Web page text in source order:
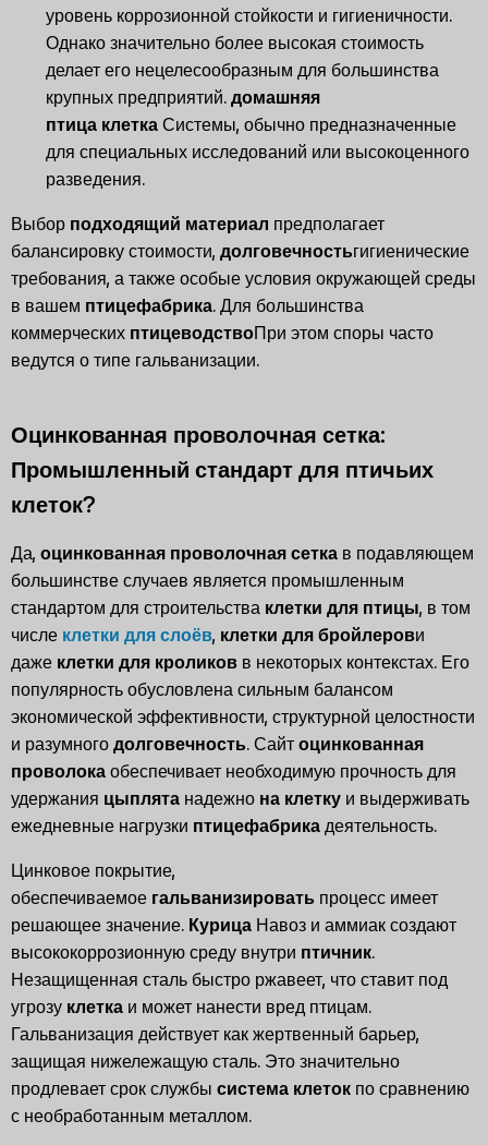
уровень коррозионной стойкости и гигиеничности.
Однако значительно более высокая стоимость
делает его нецелесообразным для большинства
крупных предприятий. домашняя
птица клетка Системы, обычно предназначенные
для специальных исследований или высокоценного
разведения.
Выбор подходящий материал предполагает
балансировку стоимости, долговечностьгигиенические
требования, а также особые условия окружающей среды
в вашем птицефабрика. Для большинства
коммерческих птицеводствоПри этом споры часто
ведутся о типе гальванизации.
Оцинкованная проволочная сетка:
Промышленный стандарт для птичьих
клеток?
Да, оцинкованная проволочная сетка в подавляющем
большинстве случаев является промышленным
стандартом для строительства клетки для птицы, в том
числе клетки для слоёв, клетки для бройлерови
даже клетки для кроликов в некоторых контекстах. Его
популярность обусловлена сильным балансом
экономической эффективности, структурной целостности
и разумного долговечность. Сайт оцинкованная
проволока обеспечивает необходимую прочность для
удержания цыплята надежно на клетку и выдерживать
ежедневные нагрузки птицефабрика деятельность.
Цинковое покрытие,
обеспечиваемое гальванизировать процесс имеет
решающее значение. Курица Навоз и аммиак создают
высококоррозионную среду внутри птичник.
Незащищенная сталь быстро ржавеет, что ставит под
угрозу клетка и может нанести вред птицам.
Гальванизация действует как жертвенный барьер,
защищая нижележащую сталь. Это значительно
продлевает срок службы система клеток по сравнению
с необработанным металлом.